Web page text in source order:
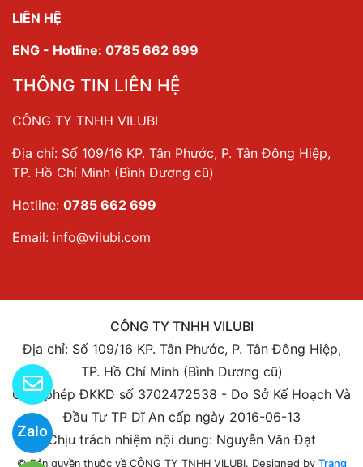
Zalo
LIÊN HỆ
ENG - Hotline: 0785 662 699
THÔNG TIN LIÊN HỆ
CÔNG TY TNHH VILUBI
Địa chỉ: Số 109/16 KP. Tân Phước, P. Tân Đông Hiệp,
TP. Hồ Chí Minh (Bình Dương cũ)
Hotline: 0785 662 699
Email: info@vilubi.com
CÔNG TY TNHH VILUBI
Địa chỉ: Số 109/16 KP. Tân Phước, P. Tân Đông Hiệp,
TP. Hồ Chí Minh (Bình Dương cũ)
Giấy phép ĐKKD số 3702472538 - Do Sở Kế Hoạch Và
Đầu Tư TP Dĩ An cấp ngày 2016-06-13
Chịu trách nhiệm nội dung: Nguyễn Văn Đạt
© Bản quyền thuộc về CÔNG TY TNHH VILUBI. Designed by Trang